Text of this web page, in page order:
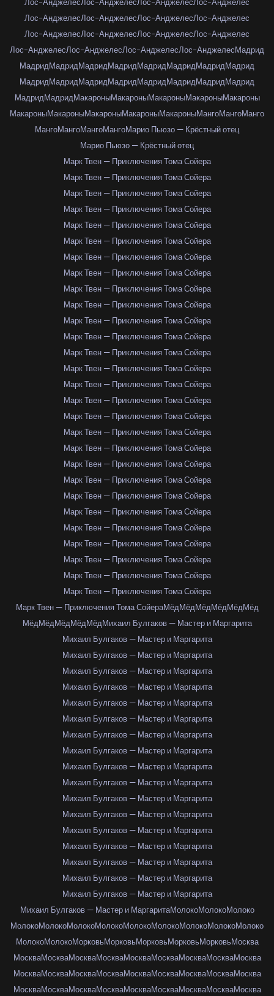
Лос-АнджелесЛос-АнджелесЛос-АнджелесЛос-Анджелес
Лос-АнджелесЛос-АнджелесЛос-АнджелесЛос-Анджелес
Лос-АнджелесЛос-АнджелесЛос-АнджелесЛос-Анджелес
Лос-АнджелесЛос-АнджелесЛос-АнджелесЛос-АнджелесМадрид
МадридМадридМадридМадридМадридМадридМадридМадрид
МадридМадридМадридМадридМадридМадридМадридМадрид
МадридМадридМакароныМакароныМакароныМакароныМакароны
МакароныМакароныМакароныМакароныМакароныМангоМангоМанго
МангоМангоМангоМангоМарио Пьюзо — Крёстный отец
Марио Пьюзо — Крёстный отец
Марк Твен — Приключения Тома Сойера
Марк Твен — Приключения Тома Сойера
Марк Твен — Приключения Тома Сойера
Марк Твен — Приключения Тома Сойера
Марк Твен — Приключения Тома Сойера
Марк Твен — Приключения Тома Сойера
Марк Твен — Приключения Тома Сойера
Марк Твен — Приключения Тома Сойера
Марк Твен — Приключения Тома Сойера
Марк Твен — Приключения Тома Сойера
Марк Твен — Приключения Тома Сойера
Марк Твен — Приключения Тома Сойера
Марк Твен — Приключения Тома Сойера
Марк Твен — Приключения Тома Сойера
Марк Твен — Приключения Тома Сойера
Марк Твен — Приключения Тома Сойера
Марк Твен — Приключения Тома Сойера
Марк Твен — Приключения Тома Сойера
Марк Твен — Приключения Тома Сойера
Марк Твен — Приключения Тома Сойера
Марк Твен — Приключения Тома Сойера
Марк Твен — Приключения Тома Сойера
Марк Твен — Приключения Тома Сойера
Марк Твен — Приключения Тома Сойера
Марк Твен — Приключения Тома Сойера
Марк Твен — Приключения Тома Сойера
Марк Твен — Приключения Тома Сойера
Марк Твен — Приключения Тома Сойера
Марк Твен — Приключения Тома СойераМёдМёдМёдМёдМёдМёд
МёдМёдМёдМёдМёдМихаил Булгаков — Мастер и Маргарита
Михаил Булгаков — Мастер и Маргарита
Михаил Булгаков — Мастер и Маргарита
Михаил Булгаков — Мастер и Маргарита
Михаил Булгаков — Мастер и Маргарита
Михаил Булгаков — Мастер и Маргарита
Михаил Булгаков — Мастер и Маргарита
Михаил Булгаков — Мастер и Маргарита
Михаил Булгаков — Мастер и Маргарита
Михаил Булгаков — Мастер и Маргарита
Михаил Булгаков — Мастер и Маргарита
Михаил Булгаков — Мастер и Маргарита
Михаил Булгаков — Мастер и Маргарита
Михаил Булгаков — Мастер и Маргарита
Михаил Булгаков — Мастер и Маргарита
Михаил Булгаков — Мастер и Маргарита
Михаил Булгаков — Мастер и Маргарита
Михаил Булгаков — Мастер и Маргарита
Михаил Булгаков — Мастер и МаргаритаМолокоМолокоМолоко
МолокоМолокоМолокоМолокоМолокоМолокоМолокоМолокоМолоко
МолокоМолокоМорковьМорковьМорковьМорковьМорковьМосква
МоскваМоскваМоскваМоскваМоскваМоскваМоскваМоскваМосква
МоскваМоскваМоскваМоскваМоскваМоскваМоскваМоскваМосква
МоскваМоскваМоскваМоскваМоскваМоскваМоскваМоскваМосква